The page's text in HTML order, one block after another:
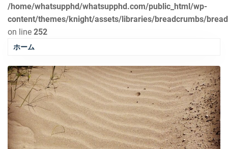
/home/whatsupphd/whatsupphd.com/public_html/wp-
content/themes/knight/assets/libraries/breadcrumbs/
on line 252
ホーム